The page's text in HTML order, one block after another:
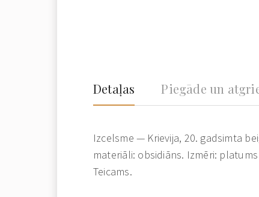
Detaļas Piegāde un
Izcelsme — Krievija, 20. gadsimta
materiāli: obsidiāns. Izmēri:
Teicams.